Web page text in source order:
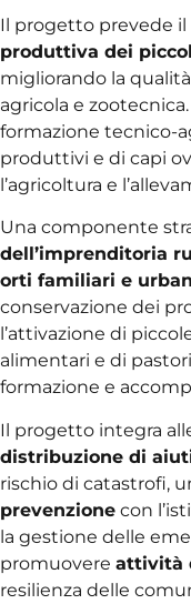
Il progetto prevede il
produttiva dei
migliorando la
agricola e
formazione tecnico-
produttivi e di capi
l’agricoltura e
Una componente
dell’imprenditoria
orti familiari e
conservazione dei
l’attivazione di
alimentari e di
formazione e
Il progetto integra
distribuzione di
rischio di catastrofi,
prevenzione con
la gestione delle
promuovere attività
resilienza delle